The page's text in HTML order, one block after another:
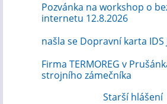
Pozvánka na workshop o
internetu 12.8.2026
našla se Dopravní karta IDS
Firma TERMOREG v
strojního zámečníka
Starší hlášení